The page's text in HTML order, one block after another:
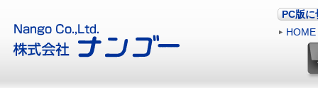
PC版に
HOME